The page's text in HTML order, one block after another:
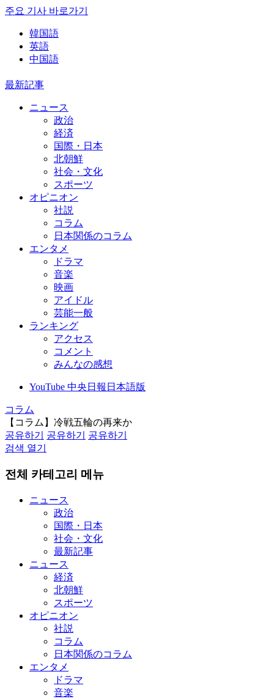
주요 기사 바로가기
韓国語
英語
中国語
最新記事
ニュース
政治
経済
国際・日本
北朝鮮
社会・文化
スポーツ
オピニオン
社説
コラム
日本関係のコラム
エンタメ
ドラマ
音楽
映画
アイドル
芸能一般
ランキング
アクセス
コメント
みんなの感想
YouTube 中央日報日本語版
コラム
【コラム】冷戦五輪の再来か
공유하기
공유하기
공유하기
검색 열기
전체 카테고리 메뉴
ニュース
政治
国際・日本
社会・文化
最新記事
ニュース
経済
北朝鮮
スポーツ
オピニオン
社説
コラム
日本関係のコラム
エンタメ
ドラマ
音楽